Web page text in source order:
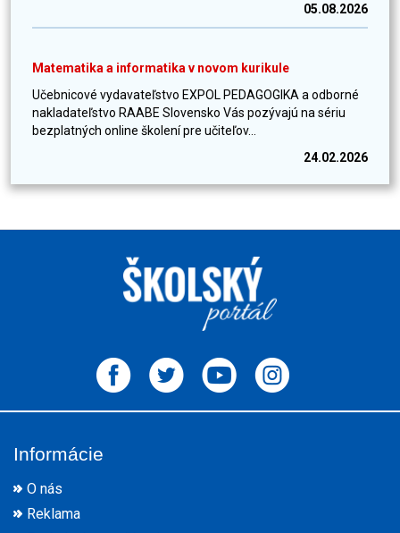
05.08.2026
Matematika a informatika v novom kurikule
Učebnicové vydavateľstvo EXPOL PEDAGOGIKA a odborné
nakladateľstvo RAABE Slovensko Vás pozývajú na sériu
bezplatných online školení pre učiteľov...
24.02.2026
Informácie
O nás
Reklama